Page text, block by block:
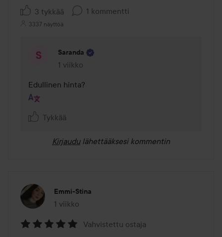
3 tykkää 1 kommentti
3337 näyttöä
Saranda
1 viikko
Kommentti lisättiin 1 viikko
Edullinen hinta?
Tykkää
Kirjaudu lähettääksesi kommentin
Emmi-Stina
1 viikko
Viesti luotiin 1 viikko
Vahvistettu ostaja